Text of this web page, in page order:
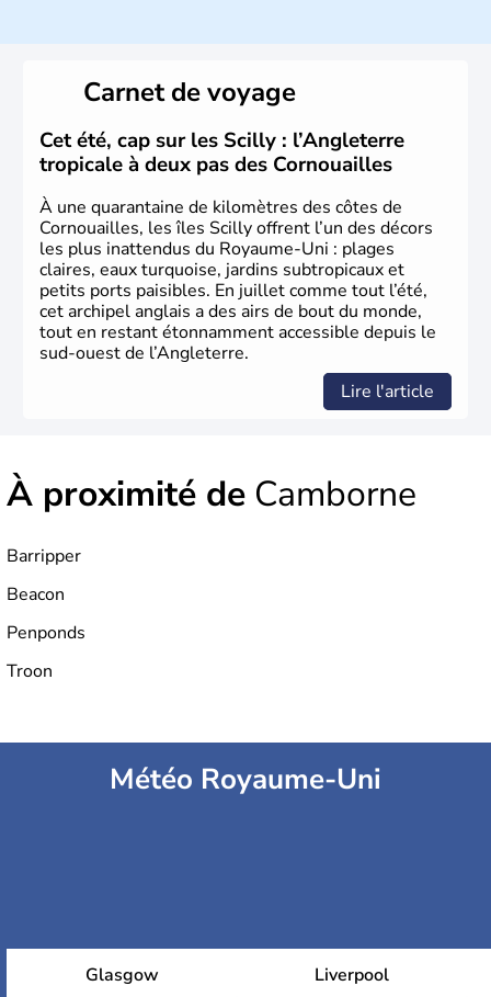
Histoire et administration
L'Angleterre est l’une des quatre nations constitutives du
Royaume-Uni. Elle est peuplée de plus de 50 millions
d’habitants, les Anglais, et constitue à elle seule, près de
84% de la population de l’ensemble. Le pays s’est créé au
Xème siècle et tient son nom desAngles
germanique installé sur ces terres. Première démocratie
parlementaire au monde, elle doit son développement à
l’essor industriel du XIXème siècle.
Carnet de voyage
Cet été, cap sur les Scilly : l’Angleterre
tropicale à deux pas des Cornouailles
À une quarantaine de kilomètres des côtes de
Cornouailles, les îles Scilly offrent l’un des décors
les plus inattendus du Royaume-Uni : plages
claires, eaux turquoise, jardins subtropicaux et
petits ports paisibles. En juillet comme tout l’été,
cet archipel anglais a des airs de bout du monde,
tout en restant étonnamment accessible depuis le
sud-ouest de l’Angleterre.
Lire l'article
À proximité de Camborne
Barripper
Beacon
Penponds
Troon
Météo Royaume-Uni
Glasgow Liverpool